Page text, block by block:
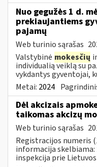
Nuo gegužės 1 d.
prekiaujantiems
pajamų
Web turinio sąrašas
Valstybinė mokesčių
individualią veiklą su
vykdantys gyventojai,
Metai: 2024
Dėl akcizais
taikomas akcizų
Web turinio sąrašas
Registracijos numeris
informacija skelbiama:
inspekcija prie